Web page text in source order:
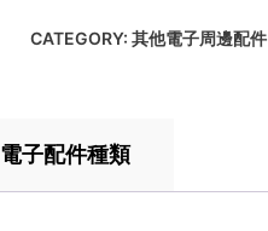
CATEGORY:其他電子周邊配件
電子配件種類